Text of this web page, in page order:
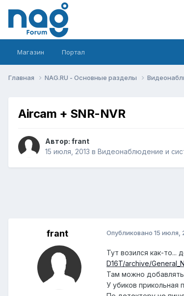
Магазин Портал
Главная NAG.RU - Основные разделы
Aircam + SNR-NVR
Автор: frant
15 июля, 2013 в Видеонаблюдение и
frant Опубликовано 15 июля,
Тут возился как-то...
D16T/archive/
Там можно добавлять
У убиков прикольная